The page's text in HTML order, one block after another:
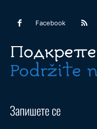
Facebook
Запишете се